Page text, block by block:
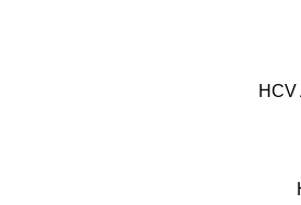
HCV